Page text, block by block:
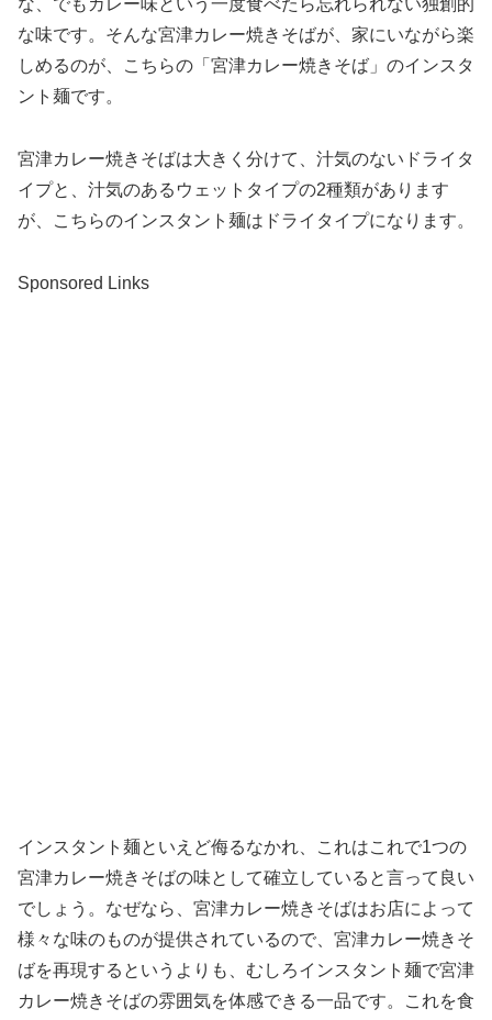
な、でもカレー味という一度食べたら忘れられない独創的
な味です。そんな宮津カレー焼きそばが、家にいながら楽
しめるのが、こちらの「宮津カレー焼きそば」のインスタ
ント麺です。
宮津カレー焼きそばは大きく分けて、汁気のないドライタ
イプと、汁気のあるウェットタイプの2種類があります
が、こちらのインスタント麺はドライタイプになります。
Sponsored Links
インスタント麺といえど侮るなかれ、これはこれで1つの
宮津カレー焼きそばの味として確立していると言って良い
でしょう。なぜなら、宮津カレー焼きそばはお店によって
様々な味のものが提供されているので、宮津カレー焼きそ
ばを再現するというよりも、むしろインスタント麺で宮津
カレー焼きそばの雰囲気を体感できる一品です。これを食